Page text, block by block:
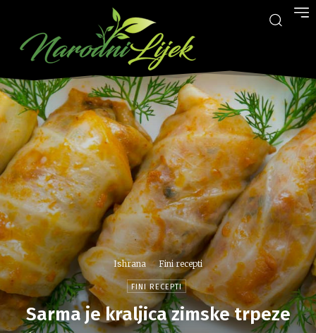
Ishrana Fini recepti
FINI RECEPTI
Sarma je kraljica zimske trpeze